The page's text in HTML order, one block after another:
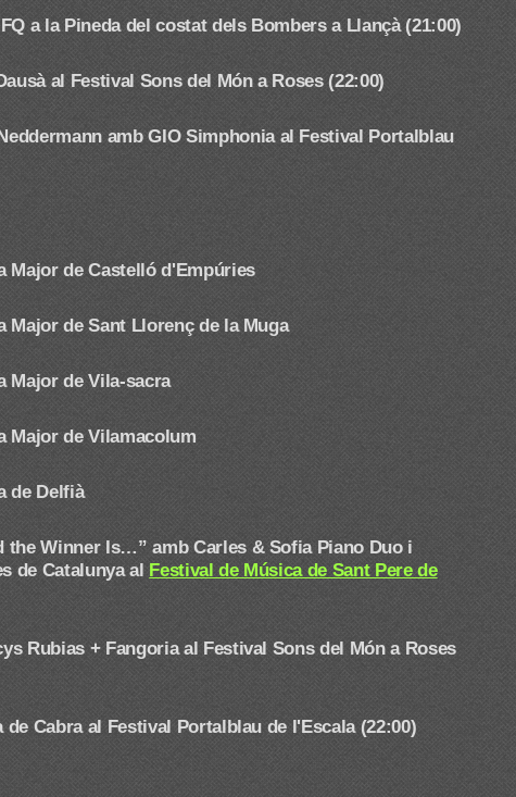
a la Pineda del costat dels Bombers a Llançà (21:00)
al Festival Sons del Món a Roses (22:00)
amb GIO Simphoniaal Festival Portalblau
Major de Castelló d'Empúries
Major de Sant Llorenç de la Muga
Major de Vila-sacra
Major de Vilamacolum
de Delfià
the Winner Is…” amb Carles & Sofia Piano Duo i
de Catalunya alFestival de Música de Sant Pere de
Rubias + Fangoriaal Festival Sons del Món a Roses
de Cabra al Festival Portalblau de l'Escala (22:00)